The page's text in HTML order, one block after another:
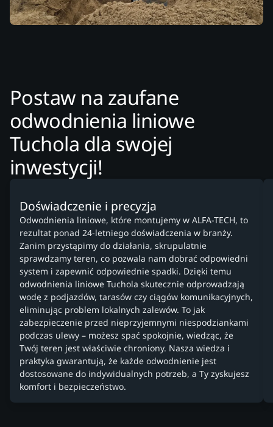
Postaw na zaufane
odwodnienia liniowe
Tuchola dla swojej
inwestycji!
Doświadczenie i precyzja
Odwodnienia liniowe, które montujemy w ALFA-TECH, to
rezultat ponad 24-letniego doświadczenia w branży.
Zanim przystąpimy do działania, skrupulatnie
sprawdzamy teren, co pozwala nam dobrać odpowiedni
system i zapewnić odpowiednie spadki. Dzięki temu
odwodnienia liniowe Tuchola skutecznie odprowadzają
wodę z podjazdów, tarasów czy ciągów komunikacyjnych,
eliminując problem lokalnych zalewów. To jak
zabezpieczenie przed nieprzyjemnymi niespodziankami
podczas ulewy – możesz spać spokojnie, wiedząc, że
Twój teren jest właściwie chroniony. Nasza wiedza i
praktyka gwarantują, że każde odwodnienie jest
dostosowane do indywidualnych potrzeb, a Ty zyskujesz
komfort i bezpieczeństwo.